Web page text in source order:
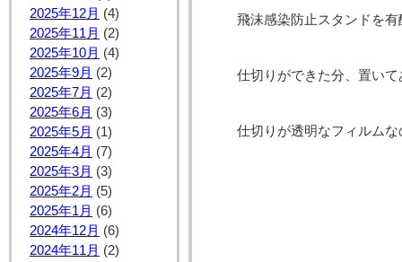
2025年12月 (4)
2025年11月 (2)
2025年10月 (4)
2025年9月 (2)
2025年7月 (2)
2025年6月 (3)
2025年5月 (1)
2025年4月 (7)
2025年3月 (3)
2025年2月 (5)
2025年1月 (6)
2024年12月 (6)
2024年11月 (2)
飛沫感染防止スタンドを
仕切りができた分、置い
仕切りが透明なフィルム